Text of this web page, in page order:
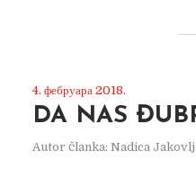
4. фебруара 2018.
DA NAS
Autor članka: Nadica